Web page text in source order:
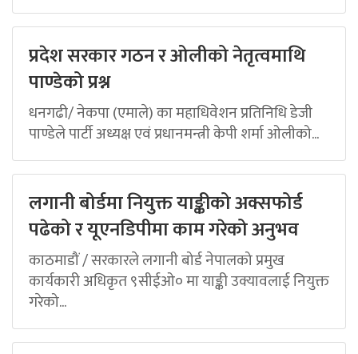
प्रदेश सरकार गठन र ओलीको नेतृत्वमाथि
पाण्डेको प्रश्न
धनगढी/ नेकपा (एमाले) का महाधिवेशन प्रतिनिधि डेजी
पाण्डेले पार्टी अध्यक्ष एवं प्रधानमन्त्री केपी शर्मा ओलीको...
लगानी बोर्डमा नियुक्त याङ्कीको अक्सफोर्ड
पढेको र यूएनडिपीमा काम गरेको अनुभव
काठमाडौं / सरकारले लगानी बोर्ड नेपालको प्रमुख
कार्यकारी अधिकृत ९सीईओ० मा याङ्की उक्यावलाई नियुक्त
गरेको...